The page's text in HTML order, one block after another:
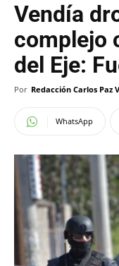
Vendía
complejo
del Eje:
Por Redacción Carlos Paz
WhatsApp